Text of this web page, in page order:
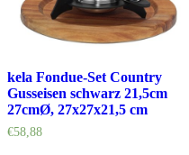
kela Fondue-Set Country
Gusseisen schwarz 21,5cm
27cmØ, 27x27x21,5 cm
€58,88